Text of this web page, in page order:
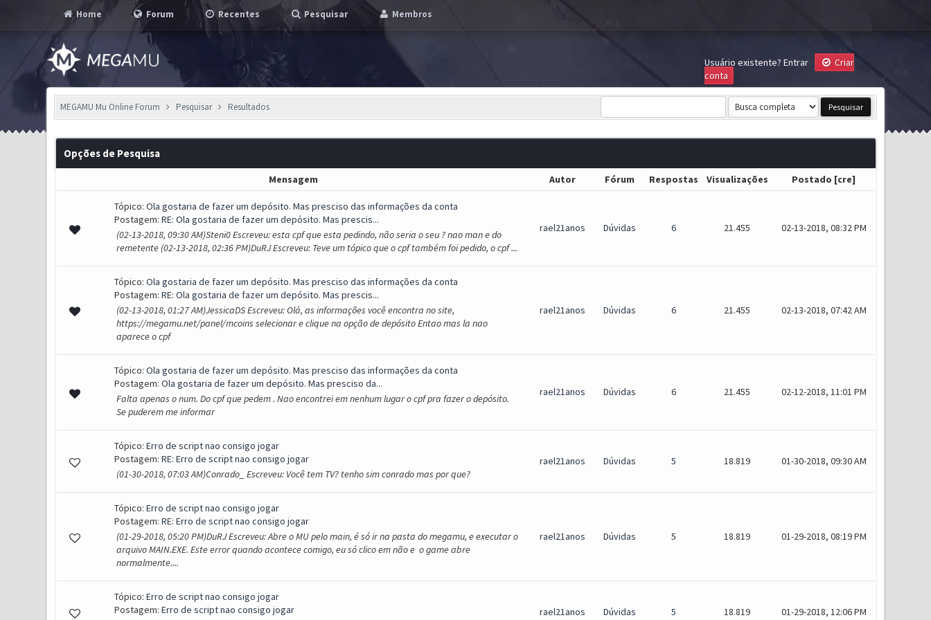
Home Forum Recentes Pesquisar Membros
Usuário existente? Entrar
Criar
conta
MEGAMU Mu Online Forum Pesquisar Resultados
Opções de Pesquisa
Mensagem Autor Fórum Respostas Visualizações Postado [cre]
Tópico: Ola gostaria de fazer um depósito. Mas presciso das informações da conta
Postagem: RE: Ola gostaria de fazer um depósito. Mas prescis...
(02-13-2018, 09:30 AM)Steni0 Escreveu: esta cpf que esta pedindo, não seria o seu ? nao man e do
remetente (02-13-2018, 02:36 PM)DuRJ Escreveu: Teve um tópico que o cpf também foi pedido, o cpf ...
rael21anos Dúvidas 6 21.455 02-13-2018, 08:32 PM
Tópico: Ola gostaria de fazer um depósito. Mas presciso das informações da conta
Postagem: RE: Ola gostaria de fazer um depósito. Mas prescis...
(02-13-2018, 01:27 AM)JessicaDS Escreveu: Olá, as informações você encontra no site,
https://megamu.net/panel/mcoins selecionar e clique na opção de depósito Entao mas la nao
aparece o cpf
rael21anos Dúvidas 6 21.455 02-13-2018, 07:42 AM
Tópico: Ola gostaria de fazer um depósito. Mas presciso das informações da conta
Postagem: Ola gostaria de fazer um depósito. Mas presciso da...
Falta apenas o num. Do cpf que pedem . Nao encontrei em nenhum lugar o cpf pra fazer o depósito.
Se puderem me informar
rael21anos Dúvidas 6 21.455 02-12-2018, 11:01 PM
Tópico: Erro de script nao consigo jogar
Postagem: RE: Erro de script nao consigo jogar
(01-30-2018, 07:03 AM)Conrado_ Escreveu: Você tem TV? tenho sim conrado mas por que?
rael21anos Dúvidas 5 18.819 01-30-2018, 09:30 AM
Tópico: Erro de script nao consigo jogar
Postagem: RE: Erro de script nao consigo jogar
(01-29-2018, 05:20 PM)DuRJ Escreveu: Abre o MU pelo main, é só ir na pasta do megamu, e executar o
arquivo MAIN.EXE. Este error quando acontece comigo, eu só clico em não e o game abre
normalmente....
rael21anos Dúvidas 5 18.819 01-29-2018, 08:19 PM
Tópico: Erro de script nao consigo jogar
Postagem: Erro de script nao consigo jogar
rael21anos Dúvidas 5 18.819 01-29-2018, 12:06 PM